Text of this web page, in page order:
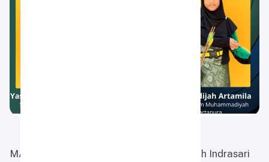
MARTAPURA — SD Alam Muhammadiyah Indrasari